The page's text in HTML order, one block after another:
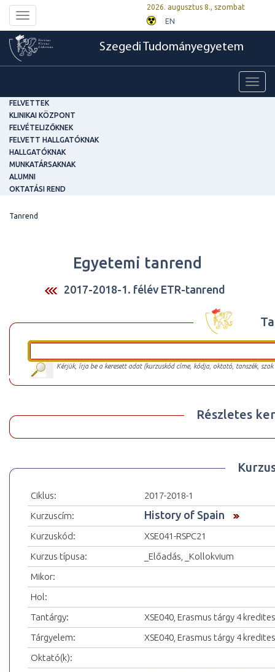
Toggle
navigation
2026. augusztus 8., szombat
EN
Szegedi Tudományegyetem
FELVETTEK
KLINIKAI KÖZPONT
FELVÉTELIZŐKNEK
FELVETT HALLGATÓKNAK
HALLGATÓKNAK
MUNKATÁRSAKNAK
ALUMNI
OKTATÁSI REND
Tanrend
Egyetemi tanrend
2017-2018-1. félév ETR-tanrend
Kérjük, írja be a keresett adat (kurzuskód címe, kódja, oktató, tanszék,
Részletes
Ciklus:
2017-2018-1
Kurzuscím:
History of Spain
Kurzuskód:
XSE041-RSPC21
Kurzus típusa:
_Előadás, _Kollokvium
Mikor:
Hol:
Tantárgy:
XSE040, Erasmus tárgy 4 kredites
Tárgyelem:
XSE040, Erasmus tárgy 4 kredites
Oktató(k):